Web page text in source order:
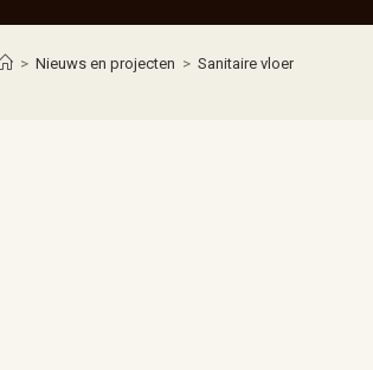
> Nieuws en projecten > Sanitaire vloer